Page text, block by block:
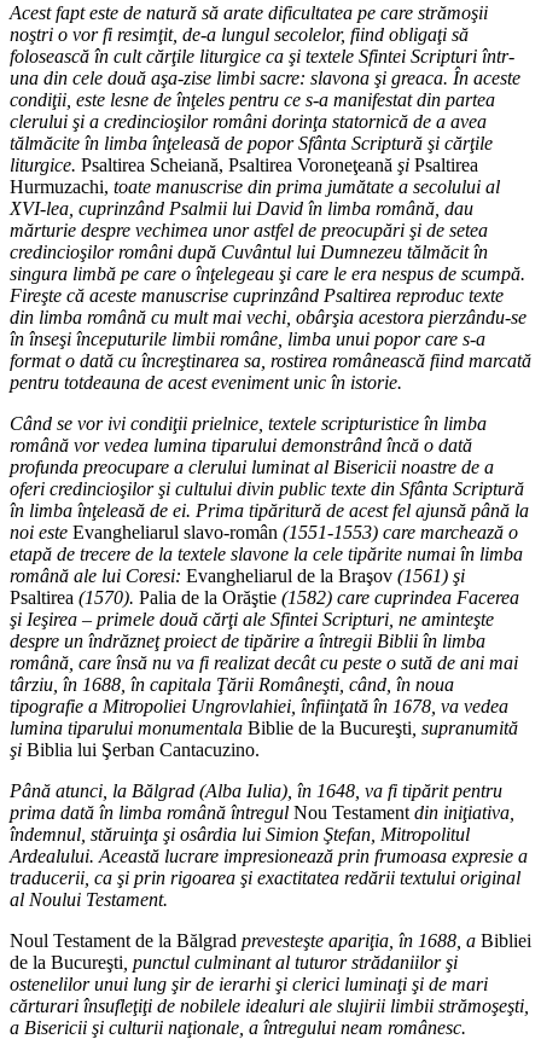
Acest fapt este de natură să arate dificultatea pe care strămoşii
noştri o vor fi resimţit, de-a lungul secolelor, fiind obligaţi să
folosească în cult cărţile liturgice ca şi textele Sfintei Scripturi într-
una din cele două aşa-zise limbi sacre: slavona şi greaca. În aceste
condiţii, este lesne de înţeles pentru ce s-a manifestat din partea
clerului şi a credincioşilor români dorinţa statornică de a avea
tălmăcite în limba înţeleasă de popor Sfânta Scriptură şi cărţile
liturgice. Psaltirea Scheiană, Psaltirea Voroneţeană şi Psaltirea
Hurmuzachi, toate manuscrise din prima jumătate a secolului al
XVI-lea, cuprinzând Psalmii lui David în limba română, dau
mărturie despre vechimea unor astfel de preocupări şi de setea
credincioşilor români după Cuvântul lui Dumnezeu tălmăcit în
singura limbă pe care o înţelegeau şi care le era nespus de scumpă.
Fireşte că aceste manuscrise cuprinzând Psaltirea reproduc texte
din limba română cu mult mai vechi, obârşia acestora pierzându-se
în înseşi începuturile limbii române, limba unui popor care s-a
format o dată cu încreştinarea sa, rostirea românească fiind marcată
pentru totdeauna de acest eveniment unic în istorie.
Când se vor ivi condiţii prielnice, textele scripturistice în limba
română vor vedea lumina tiparului demonstrând încă o dată
profunda preocupare a clerului luminat al Bisericii noastre de a
oferi credincioşilor şi cultului divin public texte din Sfânta Scriptură
în limba înţeleasă de ei. Prima tipăritură de acest fel ajunsă până la
noi este Evangheliarul slavo-român (1551-1553) care marchează o
etapă de trecere de la textele slavone la cele tipărite numai în limba
română ale lui Coresi: Evangheliarul de la Braşov (1561) şi
Psaltirea (1570). Palia de la Orăştie (1582) care cuprindea Facerea
şi Ieşirea – primele două cărţi ale Sfintei Scripturi, ne aminteşte
despre un îndrăzneţ proiect de tipărire a întregii Biblii în limba
română, care însă nu va fi realizat decât cu peste o sută de ani mai
târziu, în 1688, în capitala Ţării Româneşti, când, în noua
tipografie a Mitropoliei Ungrovlahiei, înfiinţată în 1678, va vedea
lumina tiparului monumentala Biblie de la Bucureşti , supranumită
şi Biblia lui Şerban Cantacuzino.
Până atunci, la Bălgrad (Alba Iulia), în 1648, va fi tipărit pentru
prima dată în limba română întregul Nou Testament din iniţiativa,
îndemnul, stăruinţa şi osârdia lui Simion Ştefan, Mitropolitul
Ardealului. Această lucrare impresionează prin frumoasa expresie a
traducerii, ca şi prin rigoarea şi exactitatea redării textului original
al Noului Testament.
Noul Testament de la Bălgrad prevesteşte apariţia, în 1688, a Bibliei
de la Bucureşti , punctul culminant al tuturor strădaniilor şi
ostenelilor unui lung şir de ierarhi şi clerici luminaţi şi de mari
cărturari însufleţiţi de nobilele idealuri ale slujirii limbii strămoşeşti,
a Bisericii şi culturii naţionale, a întregului neam românesc.